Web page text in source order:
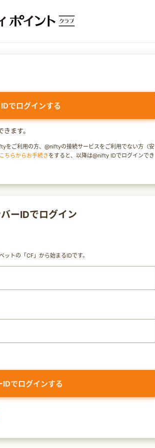
でログインする
ます。
をご利用の方、@niftyの接続サービスをご利用でない方（安
こちらからお手続きをすると、以降は@nifty IDでログインでき
ーIDでログイン
ットの「CF」から始まるIDです。